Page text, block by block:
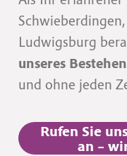
Ludwigsburg
unseres
und ohne jeden
Rufen Sie
an –